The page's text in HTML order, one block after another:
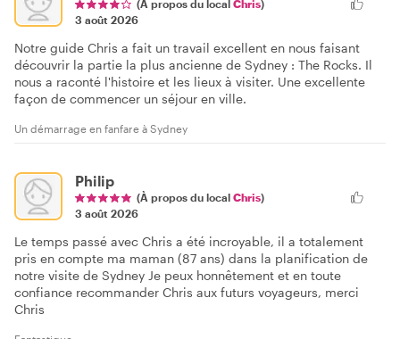
(À propos du local Chris)
3 août 2026
Notre guide Chris a fait un travail excellent en nous faisant
découvrir la partie la plus ancienne de Sydney : The Rocks. Il
nous a raconté l'histoire et les lieux à visiter. Une excellente
façon de commencer un séjour en ville.
Un démarrage en fanfare à Sydney
Philip
(À propos du local Chris)
3 août 2026
Le temps passé avec Chris a été incroyable, il a totalement
pris en compte ma maman (87 ans) dans la planification de
notre visite de Sydney Je peux honnêtement et en toute
confiance recommander Chris aux futurs voyageurs, merci
Chris